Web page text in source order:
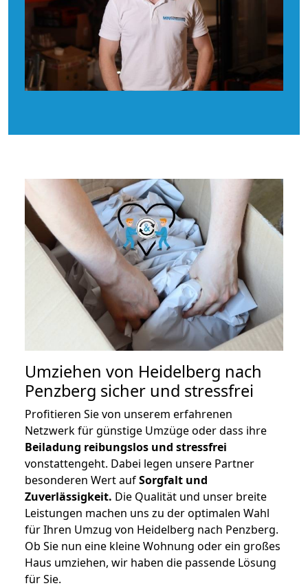
Umziehen von Heidelberg nach
Penzberg sicher und stressfrei
Profitieren Sie von unserem erfahrenen
Netzwerk für günstige Umzüge oder dass ihre
Beiladung reibungslos und stressfrei
vonstattengeht. Dabei legen unsere Partner
besonderen Wert aufSorgfalt und
Zuverlässigkeit. Die Qualität und unser breite
Leistungen machen uns zu der optimalen Wahl
für Ihren Umzug von Heidelberg nach Penzberg.
Ob Sie nun eine kleine Wohnung oder ein großes
Haus umziehen, wir haben die passende Lösung
für Sie.